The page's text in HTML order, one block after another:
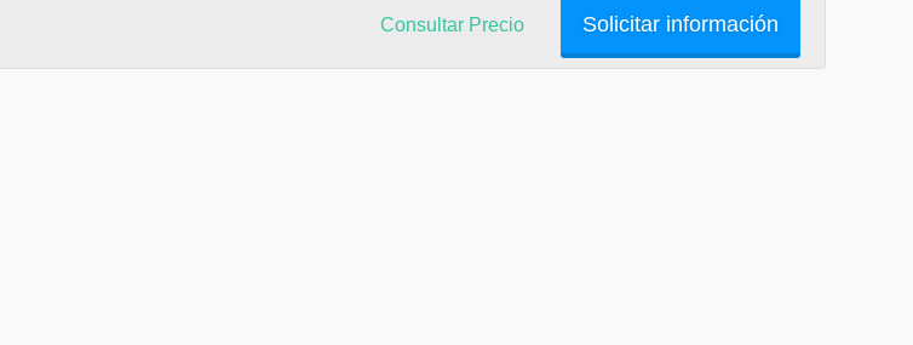
Solicitar información
Consultar Precio